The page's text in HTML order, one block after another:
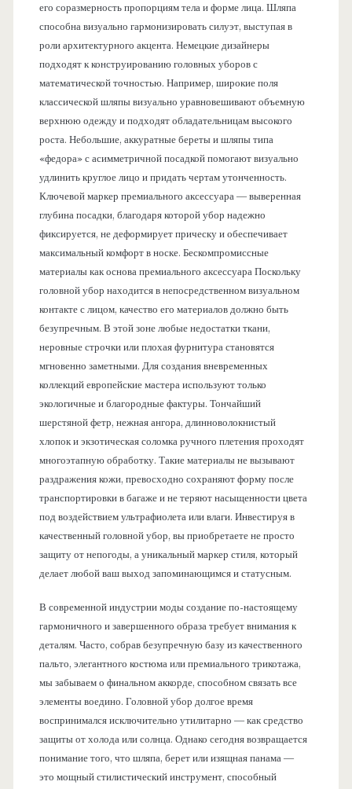
его соразмерность пропорциям тела и форме лица. Шляпа
способна визуально гармонизировать силуэт, выступая в
роли архитектурного акцента. Немецкие дизайнеры
подходят к конструированию головных уборов с
математической точностью. Например, широкие поля
классической шляпы визуально уравновешивают объемную
верхнюю одежду и подходят обладательницам высокого
роста. Небольшие, аккуратные береты и шляпы типа
«федора» с асимметричной посадкой помогают визуально
удлинить круглое лицо и придать чертам утонченность.
Ключевой маркер премиального аксессуара — выверенная
глубина посадки, благодаря которой убор надежно
фиксируется, не деформирует прическу и обеспечивает
максимальный комфорт в носке. Бескомпромиссные
материалы как основа премиального аксессуара Поскольку
головной убор находится в непосредственном визуальном
контакте с лицом, качество его материалов должно быть
безупречным. В этой зоне любые недостатки ткани,
неровные строчки или плохая фурнитура становятся
мгновенно заметными. Для создания вневременных
коллекций европейские мастера используют только
экологичные и благородные фактуры. Тончайший
шерстяной фетр, нежная ангора, длинноволокнистый
хлопок и экзотическая соломка ручного плетения проходят
многоэтапную обработку. Такие материалы не вызывают
раздражения кожи, превосходно сохраняют форму после
транспортировки в багаже и не теряют насыщенности цвета
под воздействием ультрафиолета или влаги. Инвестируя в
качественный головной убор, вы приобретаете не просто
защиту от непогоды, а уникальный маркер стиля, который
делает любой ваш выход запоминающимся и статусным.
В современной индустрии моды создание по-настоящему
гармоничного и завершенного образа требует внимания к
деталям. Часто, собрав безупречную базу из качественного
пальто, элегантного костюма или премиального трикотажа,
мы забываем о финальном аккорде, способном связать все
элементы воедино. Головной убор долгое время
воспринимался исключительно утилитарно — как средство
защиты от холода или солнца. Однако сегодня возвращается
понимание того, что шляпа, берет или изящная панама —
это мощный стилистический инструмент, способный